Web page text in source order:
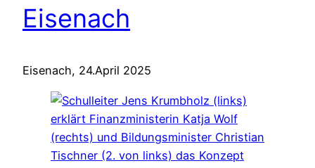
Eisenach
Eisenach, 24.April 2025